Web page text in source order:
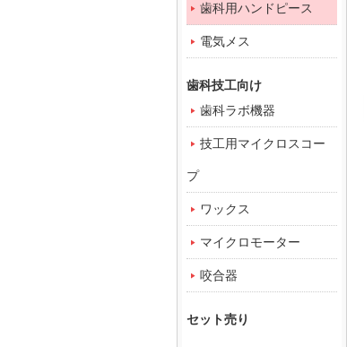
歯科用ハンドピース
電気メス
歯科技工向け
歯科ラボ機器
技工用マイクロスコー
プ
ワックス
マイクロモーター
咬合器
セット売り